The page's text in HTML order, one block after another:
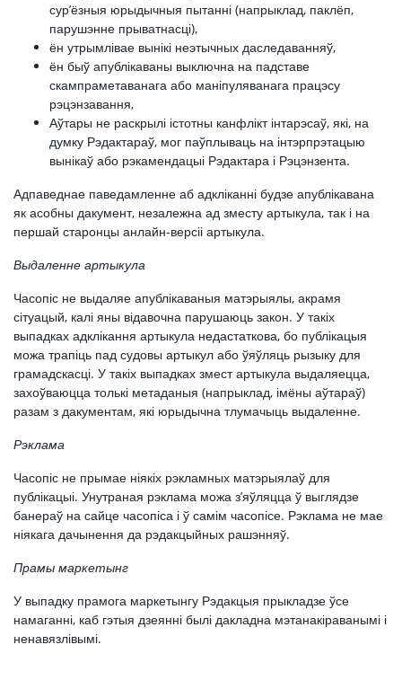
сур’ёзныя юрыдычныя пытанні (напрыклад, паклёп,
парушэнне прыватнасці),
ён утрымлівае вынікі неэтычных даследаванняў,
ён быў апублікаваны выключна на падставе
скампраметаванага або маніпуляванага працэсу
рэцэнзавання,
Аўтары не раскрылі істотны канфлікт інтарэсаў, які, на
думку Рэдактараў, мог паўплываць на інтэрпрэтацыю
вынікаў або рэкамендацыі Рэдактара і Рэцэнзента.
Адпаведнае паведамленне аб адкліканні будзе апублікавана
як асобны дакумент, незалежна ад зместу артыкула, так і на
першай старонцы анлайн-версіі артыкула.
Выдаленне артыкула
Часопіс не выдаляе апублікаваныя матэрыялы, акрамя
сітуацый, калі яны відавочна парушаюць закон. У такіх
выпадках адклікання артыкула недастаткова, бо публікацыя
можа трапіць пад судовы артыкул або ўяўляць рызыку для
грамадскасці. У такіх выпадках змест артыкула выдаляецца,
захоўваюцца толькі метаданыя (напрыклад, імёны аўтараў)
разам з дакументам, які юрыдычна тлумачыць выдаленне.
Рэклама
Часопіс не прымае ніякіх рэкламных матэрыялаў для
публікацыі. Унутраная рэклама можа з’яўляцца ў выглядзе
банераў на сайце часопіса і ў самім часопісе. Рэклама не мае
ніякага дачынення да рэдакцыйных рашэнняў.
Прамы маркетынг
У выпадку прамога маркетынгу Рэдакцыя прыкладзе ўсе
намаганні, каб гэтыя дзеянні былі дакладна мэтанакіраванымі і
ненавязлівымі.